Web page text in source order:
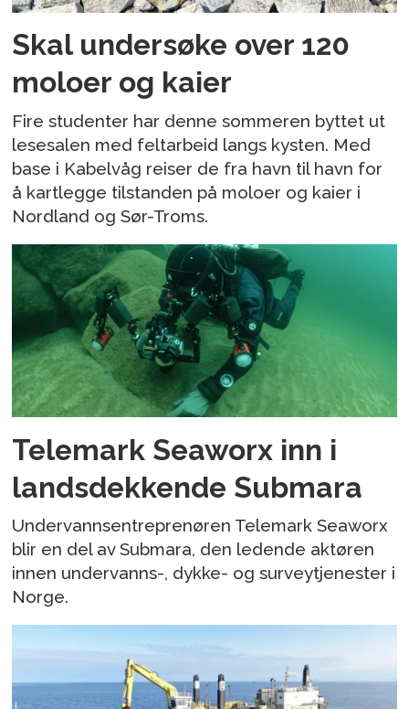
Skal undersøke over 120
moloer og kaier
Fire studenter har denne sommeren byttet ut
lesesalen med feltarbeid langs kysten. Med
base i Kabelvåg reiser de fra havn til havn for
å kartlegge tilstanden på moloer og kaier i
Nordland og Sør-Troms.
Telemark Seaworx inn i
landsdekkende Submara
Undervannsentreprenøren Telemark Seaworx
blir en del av Submara, den ledende aktøren
innen undervanns-, dykke- og surveytjenester i
Norge.